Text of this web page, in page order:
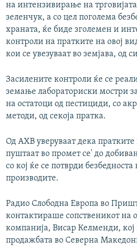
на интензивирање на
зеленчук, а со цел поголема
храната, ќе биде зголемен и
контроли на пратките на овој
кои се увезуваат во земјава, од
Засилените контроли ќе се
земање лабораториски мостри
на остатоци од пестициди, со
методи, од секоја пратка.
Од АХВ уверуваат дека пратките
пуштаат во промет се' до
со кој ќе се потврди безбедноста
производите.
Радио Слободна Европа во
контактираше сопственикот на
компанија, Висар Келменди, кој
продажбата во Северна